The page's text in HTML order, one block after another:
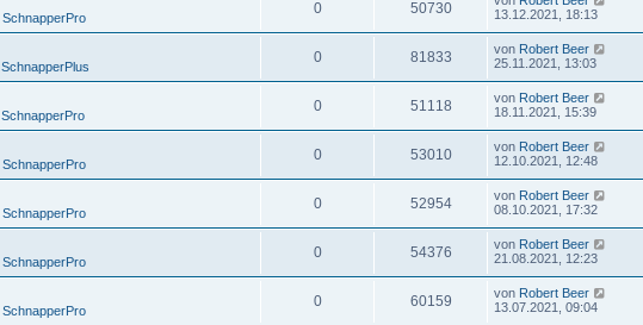
SchnapperPro
0 50730
13.12.2021, 18:13
SchnapperPlus
0 81833 von Robert Beer
25.11.2021, 13:03
SchnapperPro
0 51118 von Robert Beer
18.11.2021, 15:39
SchnapperPro
0 53010 von Robert Beer
12.10.2021, 12:48
SchnapperPro
0 52954 von Robert Beer
08.10.2021, 17:32
SchnapperPro
0 54376 von Robert Beer
21.08.2021, 12:23
SchnapperPro
0 60159 von Robert Beer
13.07.2021, 09:04